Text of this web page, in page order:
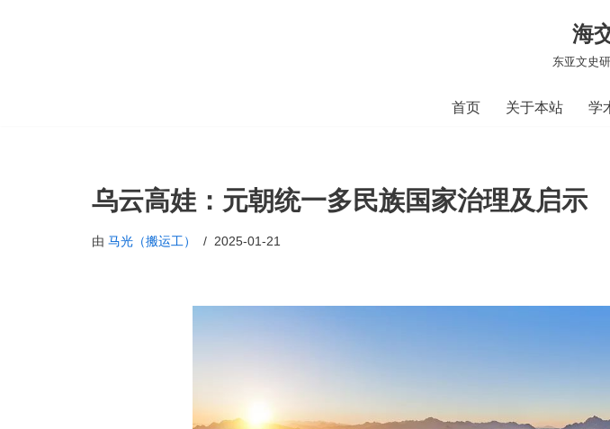
海
东亚文史
首页 关于本站 学
乌云高娃：元朝统一多民族国家治理及启示
由 马光（搬运工） 2025-01-21